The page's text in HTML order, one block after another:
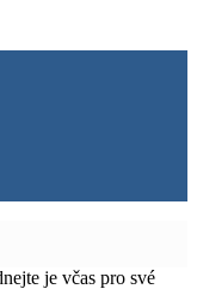
je včas pro své